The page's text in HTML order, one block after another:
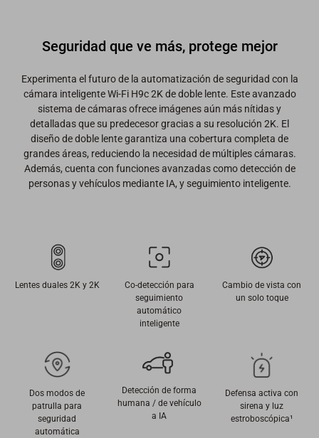
Seguridad que ve más, protege mejor
Experimenta el futuro de la automatización de seguridad con la
cámara inteligente Wi-Fi H9c 2K de doble lente. Este avanzado
sistema de cámaras ofrece imágenes aún más nítidas y
detalladas que su predecesor gracias a su resolución 2K. El
diseño de doble lente garantiza una cobertura completa de
grandes áreas, reduciendo la necesidad de múltiples cámaras.
Además, cuenta con funciones avanzadas como detección de
personas y vehículos mediante IA, y seguimiento inteligente.
Lentes duales 2K y 2K
Co-detección para
seguimiento
automático
inteligente
Cambio de vista con
un solo toque
Dos modos de
patrulla para
seguridad
automática
Detección de forma
humana / de vehículo
a IA
Defensa activa con
sirena y luz
estroboscópica¹